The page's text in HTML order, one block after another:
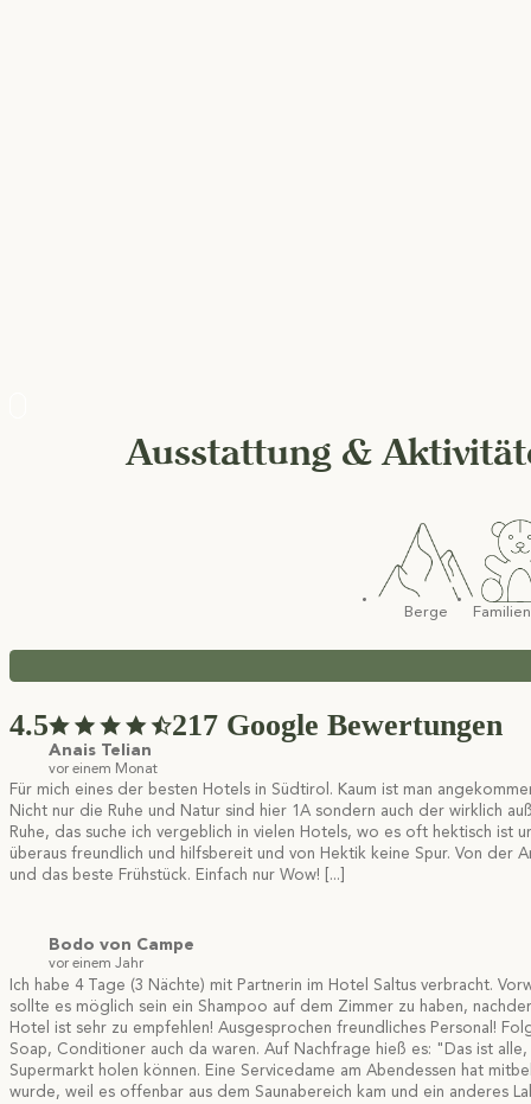
Ausstattung &
Berge
4.5 217 Google Bewertungen
Anais Telian
vor einem Monat
Für mich eines der besten Hotels in Südtirol. Kaum ist man
Nicht nur die Ruhe und Natur sind hier 1A sondern auch der wirklich
Ruhe, das suche ich vergeblich in vielen Hotels, wo es oft hektisch
überaus freundlich und hilfsbereit und von Hektik keine Spur. Von
und das beste Frühstück. Einfach nur Wow!
[...]
Bodo von Campe
vor einem Jahr
Ich habe 4 Tage (3 Nächte) mit Partnerin im Hotel Saltus verbracht.
sollte es möglich sein ein Shampoo auf dem Zimmer zu haben,
Hotel ist sehr zu empfehlen! Ausgesprochen freundliches Personal!
Soap, Conditioner auch da waren. Auf Nachfrage hieß es: "Das ist
Supermarkt holen können. Eine Servicedame am Abendessen hat
wurde, weil es offenbar aus dem Saunabereich kam und ein anderes